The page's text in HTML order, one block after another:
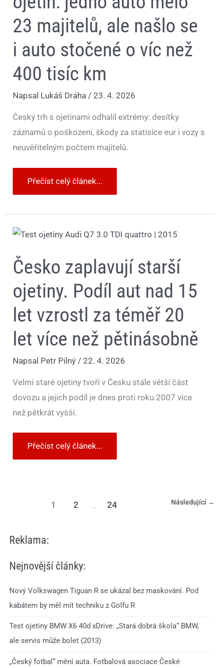
23 majitelů, ale našlo se
i auto stočené o víc než
400 tisíc km
Napsal Lukáš Dráha/23. 4. 2026
Český trh s ojetinami odhalil extrémy: desítky
záznamů o poškození, škody za statisíce eur i vozy s
neuvěřitelným počtem majitelů.
km
Přečíst celý článek...
Česko zaplavují starší
ojetiny. Podíl aut nad 15
let vzrostl za téměř 20
let více než pětinásobně
Napsal Petr Pilný /22. 4. 2026
Velmi staré ojetiny tvoří v Česku stále větší část
dovozu a jejich podíl je dnes proti roku 2007 více
než pětkrát vyšší.
Česko
zaplavují
Podíl
aut
15
let
za
téměř
let
více
než
pětinásobně
Přečíst celý článek...
1 2 … 24 Následující →
Reklama:
Nejnovější články:
Nový Volkswagen Tiguan R se ukázal bez maskování. Pod
kabátem by měl mít techniku z Golfu R
Test ojetiny BMW X6 40d xDrive: „Stará dobrá škola“ BMW,
ale servis může bolet (2013)
„Český fotbal“ mění auta. Fotbalová asociace České